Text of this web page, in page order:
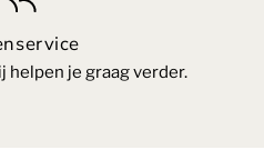
helpen je graag verder.